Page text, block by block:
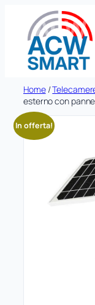
contenuto
Home/
esterno con
In offerta!